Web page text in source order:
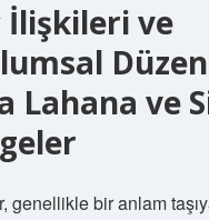
İlişkileri ve
Lahana ve
genellikle bir anlam